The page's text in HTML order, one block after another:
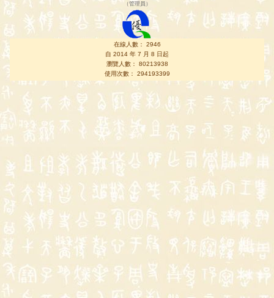
（管理員 ）
在線人數： 2946
自 2014 年 7 月 8 日起
瀏覽人數： 80213938
使用次數： 294193399